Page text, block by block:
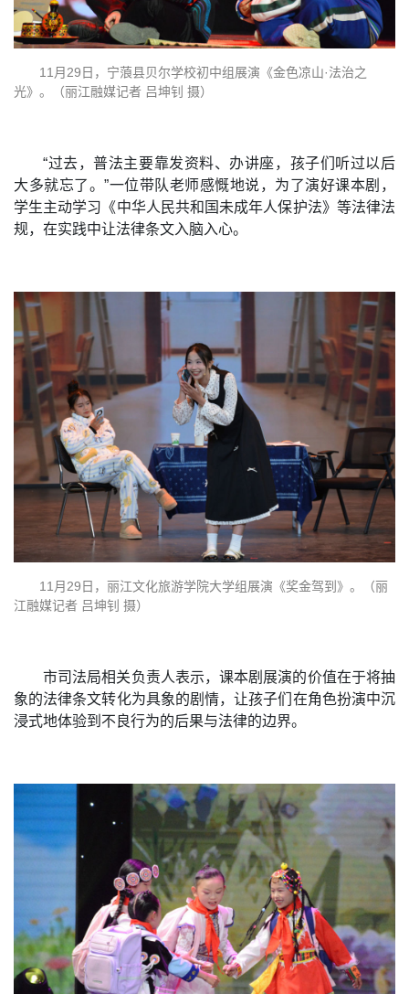
11月29日，宁蒗县贝尔学校初中组展演《金色凉山·法治之
光》。（丽江融媒记者 吕坤钊 摄）
“过去，普法主要靠发资料、办讲座，孩子们听过以后
大多就忘了。”一位带队老师感慨地说，为了演好课本剧，
学生主动学习《中华人民共和国未成年人保护法》等法律法
规，在实践中让法律条文入脑入心。
11月29日，丽江文化旅游学院大学组展演《奖金驾到》。（丽
江融媒记者 吕坤钊 摄）
市司法局相关负责人表示，课本剧展演的价值在于将抽
象的法律条文转化为具象的剧情，让孩子们在角色扮演中沉
浸式地体验到不良行为的后果与法律的边界。